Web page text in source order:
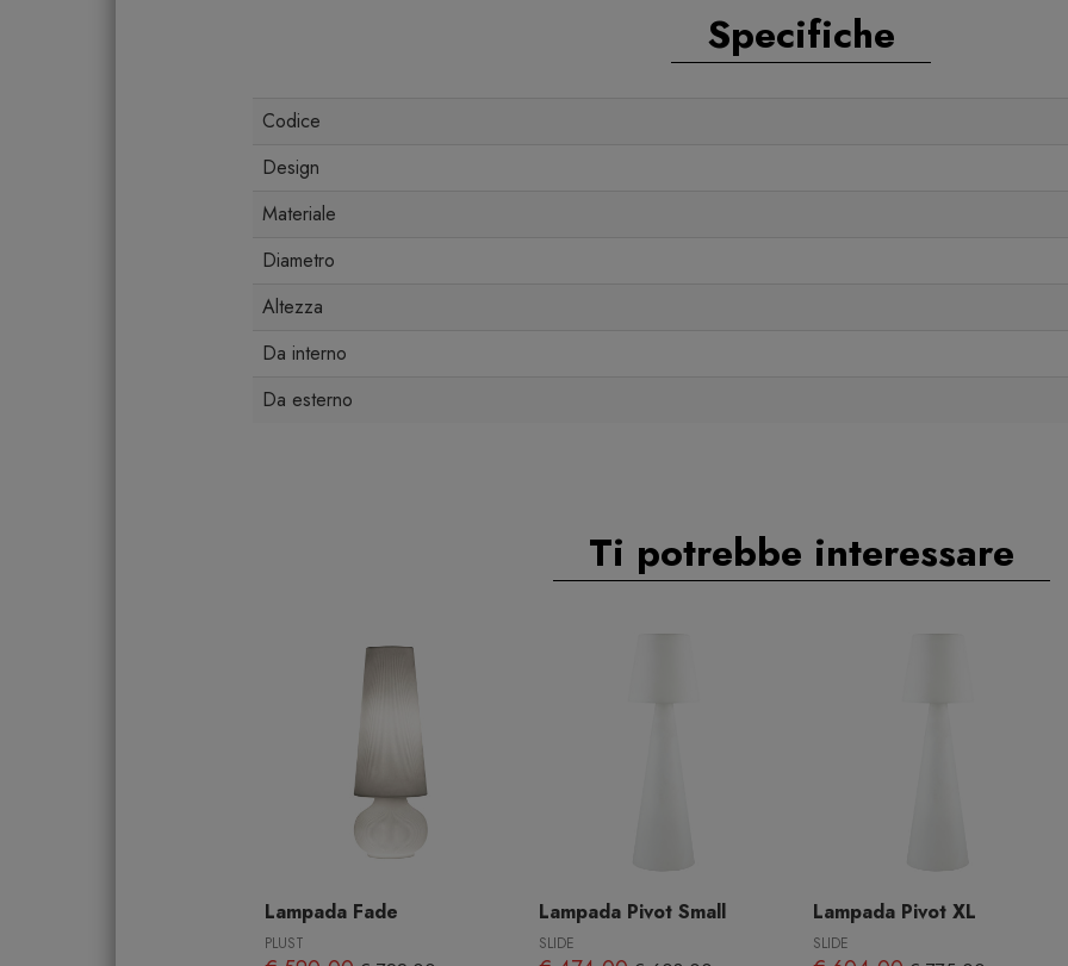
Specifiche
Codice
Design
Materiale
Diametro
Altezza
Da interno
Da esterno
Ti potrebbe interessare
Lampada Fade
PLUST
Lampada Pivot Small
SLIDE
Lampada Pivot XL
SLIDE